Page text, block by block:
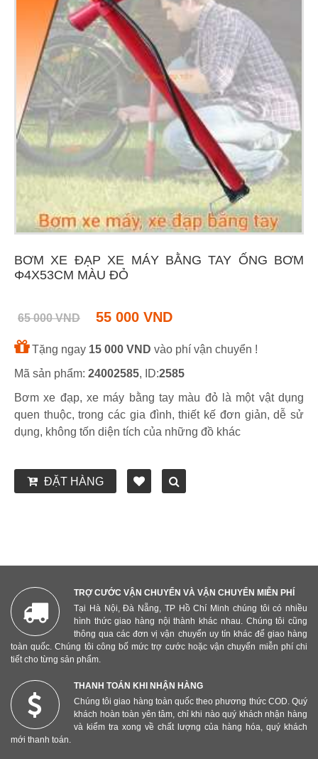
BƠM XE ĐẠP XE MÁY BẰNG TAY ỐNG BƠM
Φ4X53CM MÀU ĐỎ
65 000 VND 55 000 VND
Tặng ngay 15 000 VND vào phí vận chuyển !
Mã sản phẩm: 24002585, ID:2585
Bơm xe đạp, xe máy bằng tay màu đỏ là một vật dụng
quen thuộc, trong các gia đình, thiết kế đơn giản, dễ sử
dụng, không tốn diện tích của những đồ khác
ĐẶT HÀNG
TRỢ CƯỚC VẬN CHUYỂN VÀ VẬN CHUYỂN MIỄN PHÍ
Tại Hà Nội, Đà Nẵng, TP Hồ Chí Minh chúng tôi có nhiều
hình thức giao hàng nội thành khác nhau. Chúng tôi cũng
thông qua các đơn vị vận chuyển uy tín khác để giao hàng
toàn quốc. Chúng tôi công bố mức trợ cước hoặc vận chuyển miễn phí chi
tiết cho từng sản phẩm.
THANH TOÁN KHI NHẬN HÀNG
Chúng tôi giao hàng toàn quốc theo phương thức COD. Quý
khách hoàn toàn yên tâm, chỉ khi nào quý khách nhận hàng
và kiểm tra xong về chất lượng của hàng hóa, quý khách
mới thanh toán.